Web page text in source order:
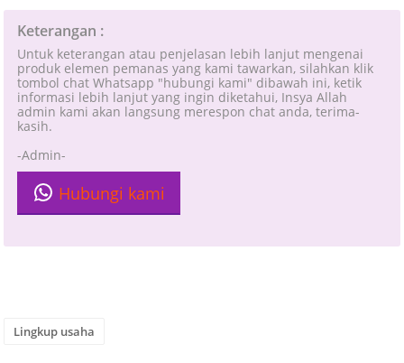
Keterangan :
Untuk keterangan atau penjelasan lebih lanjut mengenai
produk elemen pemanas yang kami tawarkan, silahkan klik
tombol chat Whatsapp "hubungi kami" dibawah ini, ketik
informasi lebih lanjut yang ingin diketahui, Insya Allah
admin kami akan langsung merespon chat anda, terima-
kasih.
-Admin-
Hubungi kami
Lingkup usaha